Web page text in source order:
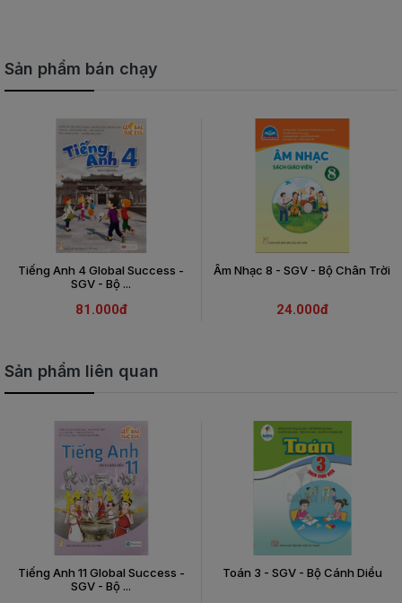
Sản phẩm bán chạy
Tiếng Anh 4 Global Success -
SGV - Bộ ...
81.000đ
Âm Nhạc 8 - SGV - Bộ Chân Trời
24.000đ
Sản phẩm liên quan
Tiếng Anh 11 Global Success -
SGV - Bộ ...
Toán 3 - SGV - Bộ Cánh Diều